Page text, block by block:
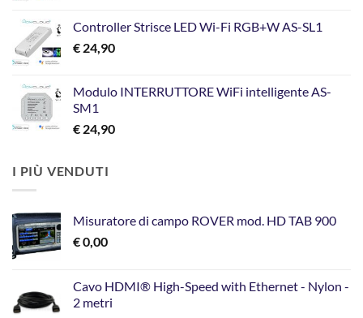
Controller Strisce LED Wi-Fi RGB+W AS-SL1
€ 24,90
Modulo INTERRUTTORE WiFi intelligente AS-
SM1
€ 24,90
I PIÙ VENDUTI
Misuratore di campo ROVER mod. HD TAB 900
€0,00
Cavo HDMI® High-Speed with Ethernet - Nylon -
2 metri